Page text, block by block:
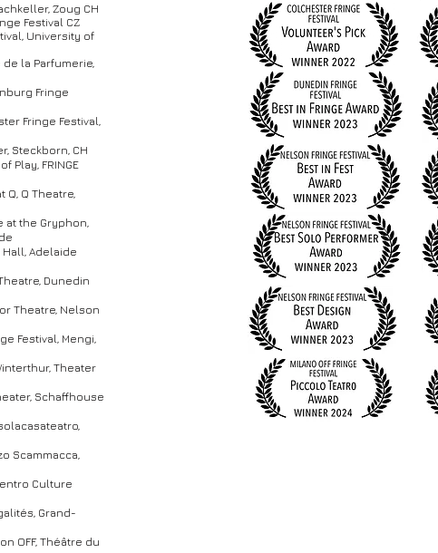
Zoug CH
Festival CZ
University of
de la Parfumerie,
Fringe
Fringe Festival,
Steckborn, CH
Play, FRINGE
Q, Q Theatre,
at the Gryphon,
Hall, Adelaide
Dunedin
Theatre, Nelson
Festival, Mengi,
Theater
Schaffhouse
Scammacca,
Culture
Grand-
OFF, Théâtre du